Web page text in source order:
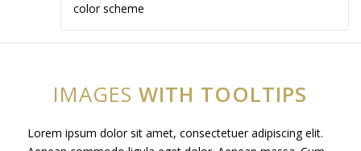
color scheme
IMAGESWITH TOOLTIPS
Lorem ipsum dolor sit amet, consectetuer adipiscing elit.